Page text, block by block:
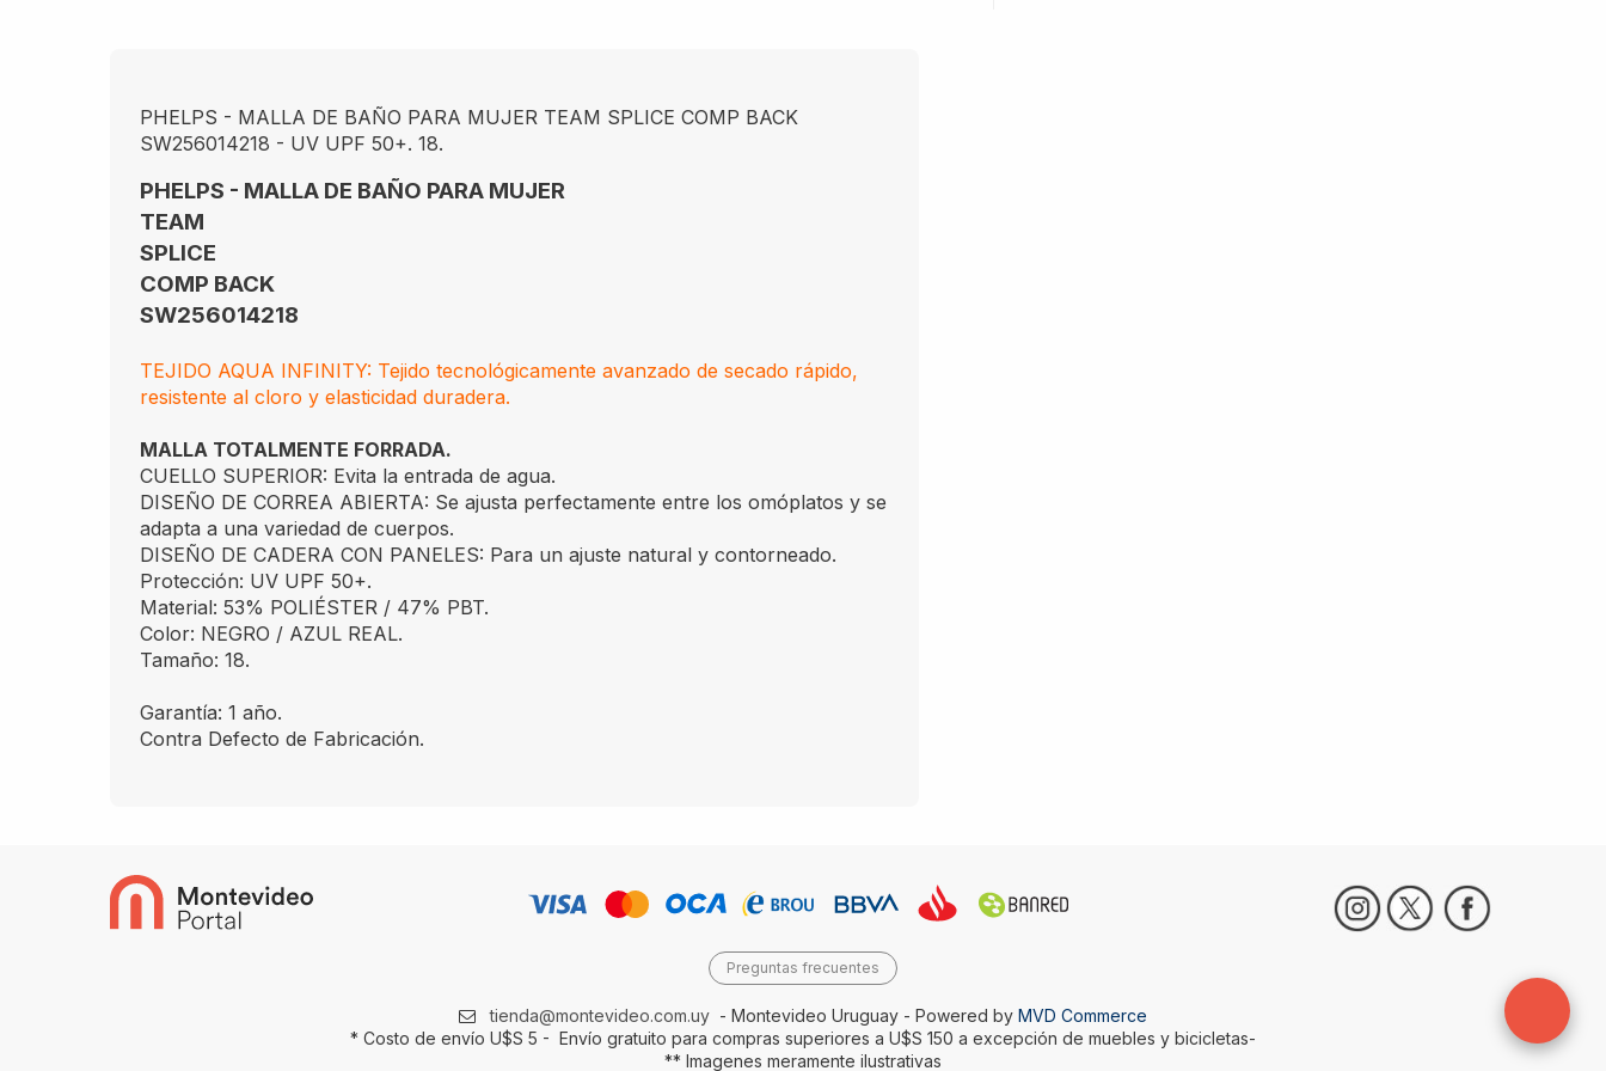
PHELPS - MALLA DE BAÑO PARA MUJER TEAM SPLICE COMP BACK
SW256014218 - UV UPF 50+. 18.
PHELPS - MALLA DE BAÑO PARA MUJER
TEAM
SPLICE
COMP BACK
SW256014218
TEJIDO AQUA INFINITY: Tejido tecnológicamente avanzado de secado rápido,
resistente al cloro y elasticidad duradera.
MALLA TOTALMENTE FORRADA.
CUELLO SUPERIOR: Evita la entrada de agua.
DISEÑO DE CORREA ABIERTA: Se ajusta perfectamente entre los omóplatos y se
adapta a una variedad de cuerpos.
DISEÑO DE CADERA CON PANELES: Para un ajuste natural y contorneado.
Protección: UV UPF 50+.
Material: 53% POLIÉSTER / 47% PBT.
Color: NEGRO / AZUL REAL.
Tamaño: 18.
Garantía: 1 año.
Contra Defecto de Fabricación.
Preguntas frecuentes
tienda@montevideo.com.uy - Montevideo Uruguay - Powered by MVD Commerce
* Costo de envío U$S 5 - Envío gratuito para compras superiores a U$S 150 a excepción de muebles y bicicletas-
** Imagenes meramente ilustrativas